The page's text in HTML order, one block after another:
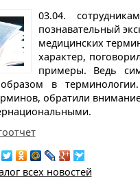
03.04.
познавательный
медицинских
характер,
примеры. Ведь
в
обратили
всех новостей